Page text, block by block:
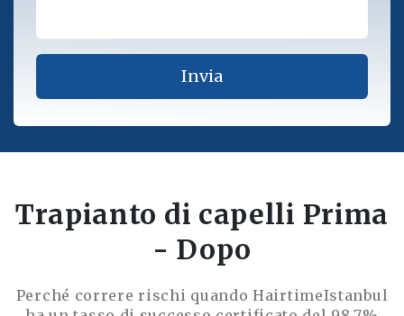
Trapianto di capelli Prima
- Dopo
Perché correre rischi quando HairtimeIstanbul